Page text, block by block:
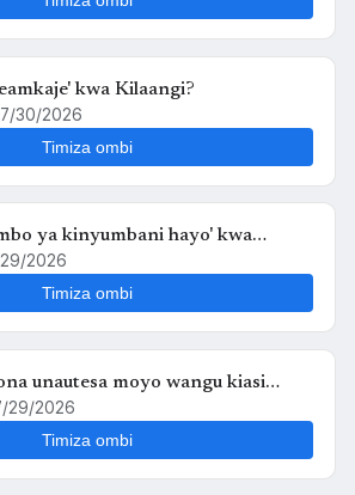
kwa Kilaangi?
7/30/2026
Timiza ombi
ya kinyumbani hayo' kwa
2026
Timiza ombi
unautesa moyo wangu kiasi
ni upendo wangu kwako' kwa
29/2026
Timiza ombi